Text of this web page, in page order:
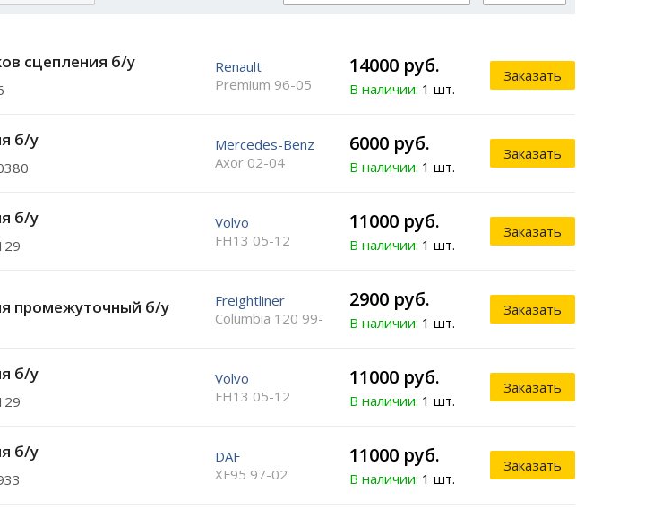
сцепления б/у
Renault
Premium 96-05
14000 руб.
В наличии: 1 шт.
Заказать
б/у
Mercedes-Benz
Axor 02-04
6000 руб.
В наличии: 1 шт.
Заказать
б/у
Volvo
FH13 05-12
11000 руб.
В наличии: 1 шт.
Заказать
промежуточный б/у
Freightliner
Columbia 120 99-
2900 руб.
В наличии: 1 шт.
Заказать
б/у
Volvo
FH13 05-12
11000 руб.
В наличии: 1 шт.
Заказать
б/у
DAF
XF95 97-02
11000 руб.
В наличии: 1 шт.
Заказать